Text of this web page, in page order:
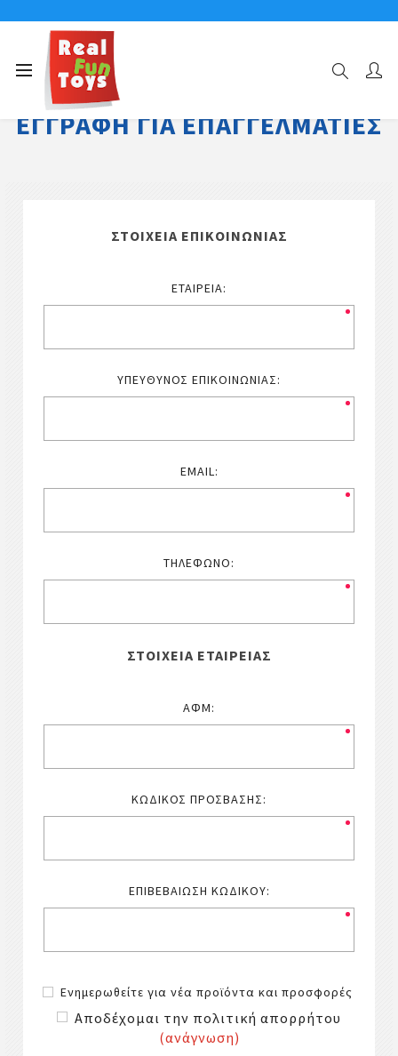
ΕΓΓΡΑΦΉ ΓΙΑ ΕΠΑΓΓΕΛΜΑΤΊΕΣ
ΣΤΟΙΧΕΊΑ ΕΠΙΚΟΙΝΩΝΊΑΣ
ΕΤΑΙΡΕΊΑ:
ΥΠΕΎΘΥΝΟΣ ΕΠΙΚΟΙΝΩΝΊΑΣ:
EMAIL:
ΤΗΛΈΦΩΝΟ:
ΣΤΟΙΧΕΊΑ ΕΤΑΙΡΕΊΑΣ
ΑΦΜ:
ΚΩΔΙΚΌΣ ΠΡΌΣΒΑΣΗΣ:
ΕΠΙΒΕΒΑΊΩΣΗ ΚΩΔΙΚΟΎ:
Ενημερωθείτε για νέα προϊόντα και προσφορές
Αποδέχομαι την πολιτική απορρήτου
(ανάγνωση)